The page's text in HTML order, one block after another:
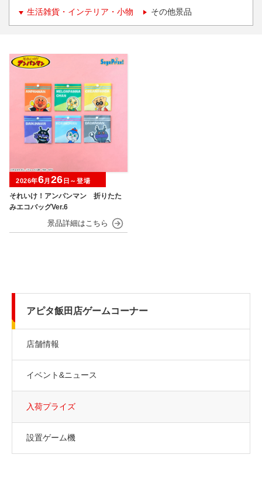
生活雑貨・インテリア・小物 その他景品
それいけ！アンパンマン 折りたた
みエコバッグVer.6
2026年6月 26 日～登場
アピタ飯田店ゲームコーナー
店舗情報
イベント&ニュース
入荷プライズ
設置ゲーム機